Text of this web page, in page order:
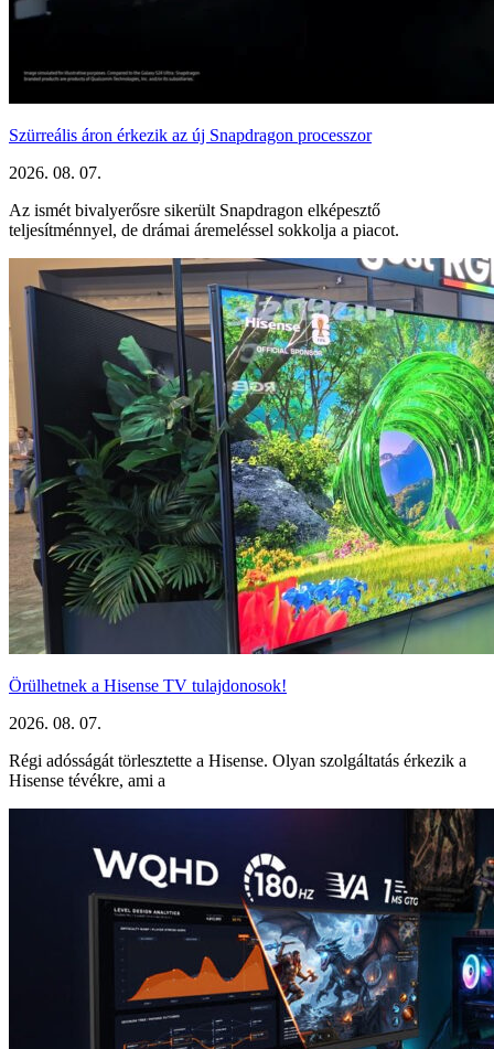
Szürreális áron érkezik az új Snapdragon processzor
2026. 08. 07.
Az ismét bivalyerősre sikerült Snapdragon elképesztő
teljesítménnyel, de drámai áremeléssel sokkolja a piacot.
Örülhetnek a Hisense TV tulajdonosok!
2026. 08. 07.
Régi adósságát törlesztette a Hisense. Olyan szolgáltatás érkezik a
Hisense tévékre, ami a